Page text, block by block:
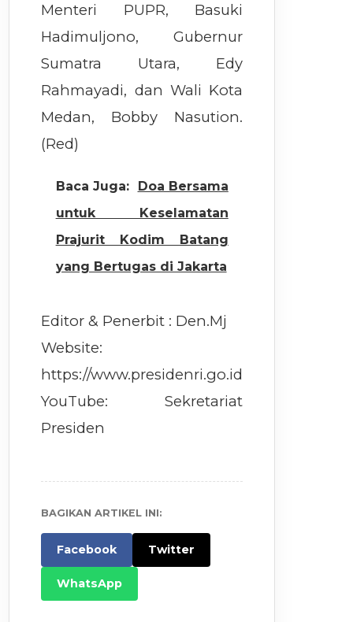
Menteri PUPR, Basuki
Hadimuljono, Gubernur
Sumatra Utara, Edy
Rahmayadi, dan Wali Kota
Medan, Bobby Nasution.
(Red)
Baca Juga:
Doa Bersama
untuk Keselamatan
Prajurit Kodim Batang
yang Bertugas di Jakarta
Editor & Penerbit : Den.Mj
Website:
https://www.presidenri.go.id
YouTube: Sekretariat
Presiden
BAGIKAN ARTIKEL INI:
Facebook Twitter
WhatsApp